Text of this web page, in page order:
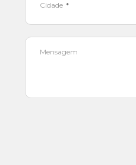
Cidade
Mensagem